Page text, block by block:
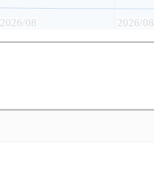
2026/08 2026/08